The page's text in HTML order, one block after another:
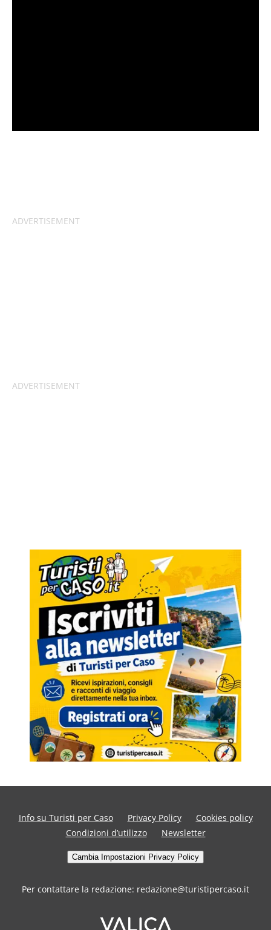
Info su Turisti per Caso Privacy Policy
Cookies policy
Condizioni d’utilizzo
Newsletter
Cambia Impostazioni Privacy Policy
Per contattare la redazione: redazione@turistipercaso.it